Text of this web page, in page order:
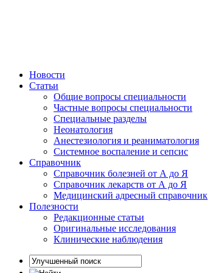
Новости
Статьи
Общие вопросы специальности
Частные вопросы специальности
Специальные разделы
Неонатология
Анестезиология и реаниматология
Системное воспаление и сепсис
Справочник
Справочник болезней от А до Я
Справочник лекарств от А до Я
Медицинский адресный справочник
Полезности
Редакционные статьи
Оригинальные исследования
Клинические наблюдения